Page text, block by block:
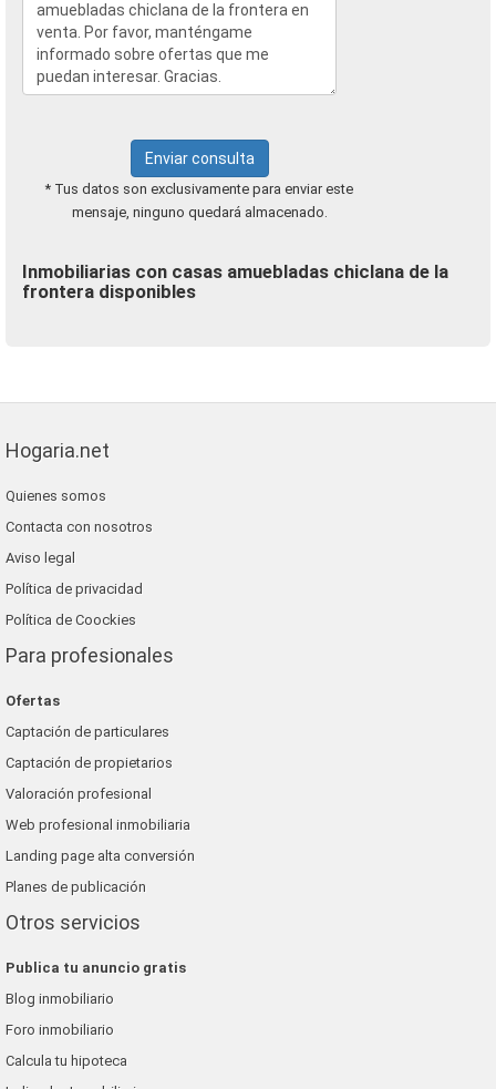
Enviar consulta
* Tus datos son exclusivamente para enviar este
mensaje, ninguno quedará almacenado.
Inmobiliarias con casas amuebladas chiclana de la
frontera disponibles
Hogaria.net
Quienes somos
Contacta con nosotros
Aviso legal
Política de privacidad
Política de Coockies
Para profesionales
Ofertas
Captación de particulares
Captación de propietarios
Valoración profesional
Web profesional inmobiliaria
Landing page alta conversión
Planes de publicación
Otros servicios
Publica tu anuncio gratis
Blog inmobiliario
Foro inmobiliario
Calcula tu hipoteca